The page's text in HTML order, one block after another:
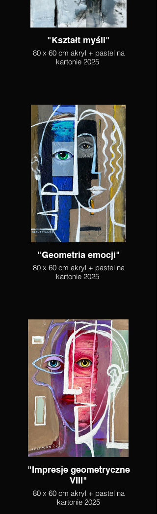
"Kształt myśli"
80 x 60 cm akryl + pastel na
kartonie 2025
"Geometria emocji"
80 x 60 cm akryl + pastel na
kartonie 2025
"Impresje geometryczne
VIII"
80 x 60 cm akryl + pastel na
kartonie 2025